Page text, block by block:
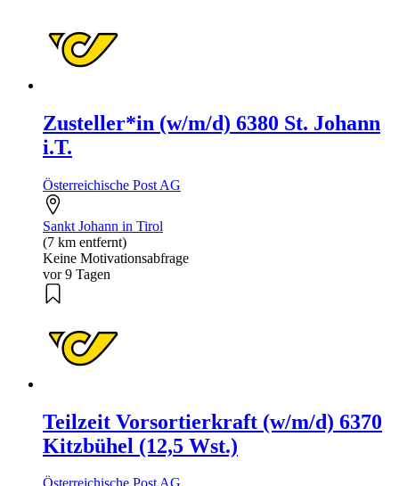
Zusteller*in (w/m/d) 6380 St. Johann
i.T.
Österreichische Post AG
Sankt Johann in Tirol
(7 km entfernt)
Keine Motivationsabfrage
vor 9 Tagen
Teilzeit Vorsortierkraft (w/m/d) 6370
Kitzbühel (12,5 Wst.)